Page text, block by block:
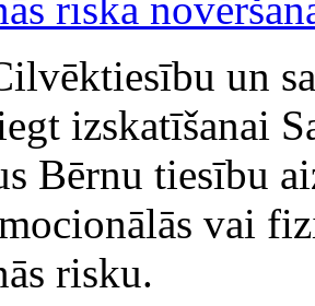
un
izskatīšanai
Bērnu tiesību
vai
risku.